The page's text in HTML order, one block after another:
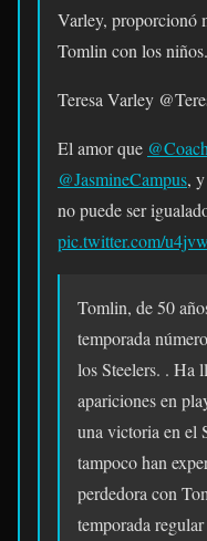
Varley, proporcionó
Tomlin con los niños.
Teresa Varley
El amor que
@JasmineCampus,
no puede ser
pic.twitter.com/
Tomlin, de 50
temporada
los Steelers. . Ha
apariciones en
una victoria en el
tampoco han
perdedora con
temporada